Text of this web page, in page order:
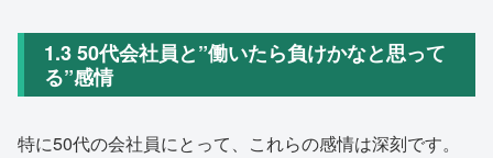
1.3 50代会社員と”働いたら負けかなと思って
る”感情
特に50代の会社員にとって、これらの感情は深刻です。